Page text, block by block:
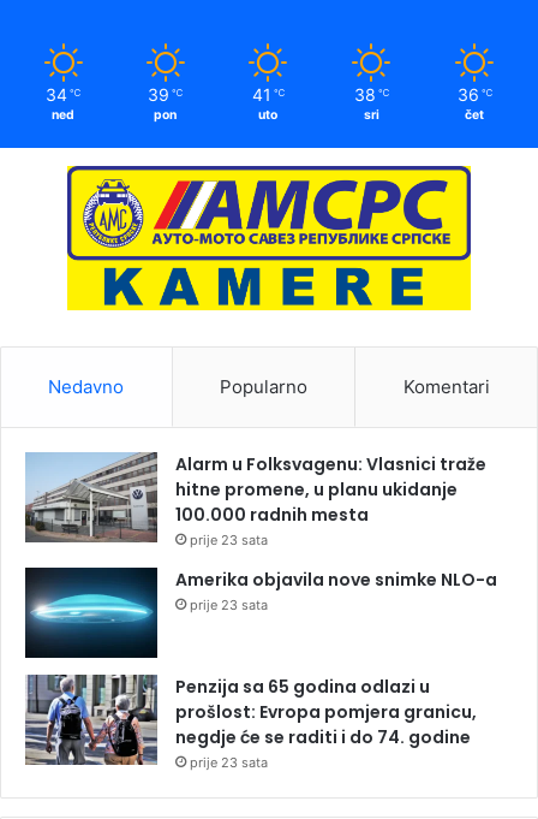
34 ℃
ned
39 ℃
pon
41 ℃
uto
38 ℃
sri
36 ℃
čet
Nedavno Popularno Komentari
Alarm u Folksvagenu: Vlasnici traže
hitne promene, u planu ukidanje
100.000 radnih mesta
prije 23 sata
Amerika objavila nove snimke NLO-a
prije 23 sata
Penzija sa 65 godina odlazi u
prošlost: Evropa pomjera granicu,
negdje će se raditi i do 74. godine
prije 23 sata